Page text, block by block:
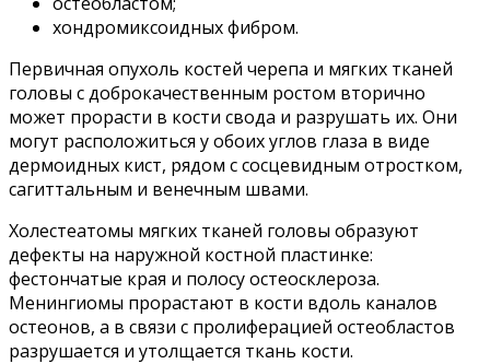
хондромиксоидных фибром.
Первичная опухоль костей черепа и мягких тканей
головы с доброкачественным ростом вторично
может прорасти в кости свода и разрушать их. Они
могут расположиться у обоих углов глаза в виде
дермоидных кист, рядом с сосцевидным отростком,
сагиттальным и венечным швами.
Холестеатомы мягких тканей головы образуют
дефекты на наружной костной пластинке:
фестончатые края и полосу остеосклероза.
Менингиомы прорастают в кости вдоль каналов
остеонов, а в связи с пролиферацией остеобластов
разрушается и утолщается ткань кости.